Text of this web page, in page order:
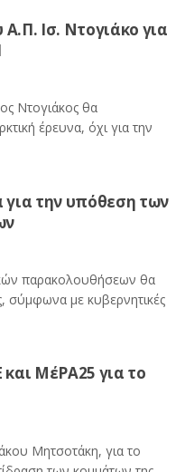
Ισ. Ντογιάκο για
Ντογιάκος θα
έρευνα, όχι για την
την υπόθεση των
παρακολουθήσεων θα
σύμφωνα με κυβερνητικές
και ΜέΡΑ25 για το
Μητσοτάκη, για το